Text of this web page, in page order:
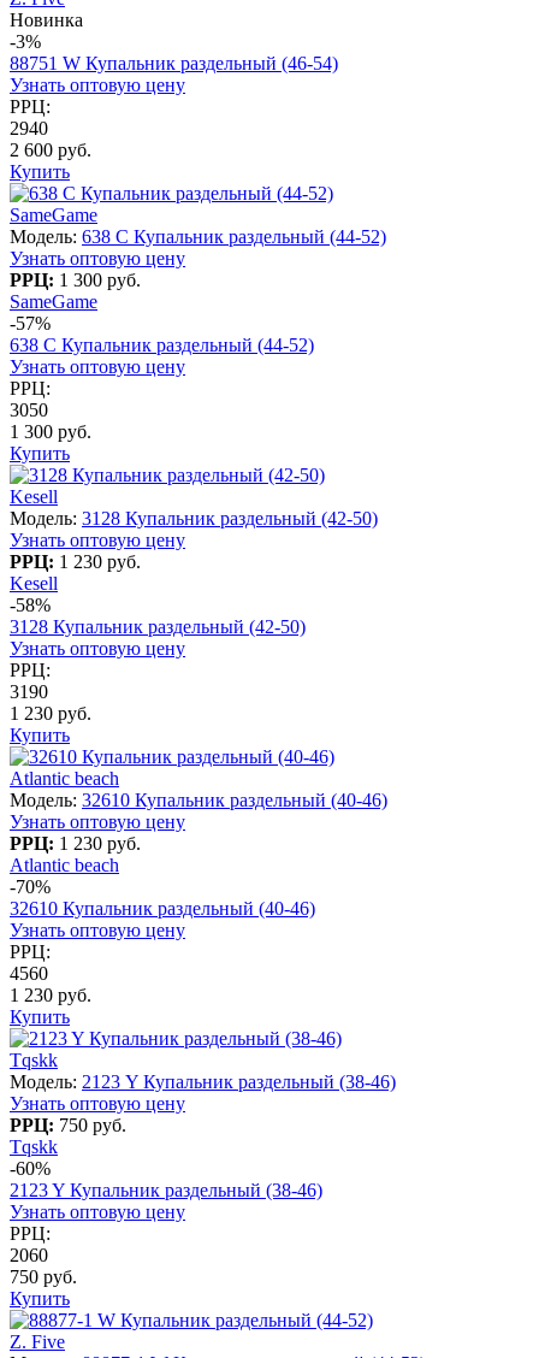
Новинка
-3%
88751 W Купальник раздельный (46-54)
Узнать оптовую цену
РРЦ:
2940
2 600 руб.
Купить
SameGame
Модель: 638 C Купальник раздельный (44-52)
Узнать оптовую цену
РРЦ: 1 300 руб.
SameGame
-57%
638 C Купальник раздельный (44-52)
Узнать оптовую цену
РРЦ:
3050
1 300 руб.
Купить
Kesell
Модель: 3128 Купальник раздельный (42-50)
Узнать оптовую цену
РРЦ: 1 230 руб.
Kesell
-58%
3128 Купальник раздельный (42-50)
Узнать оптовую цену
РРЦ:
3190
1 230 руб.
Купить
Atlantic beach
Модель: 32610 Купальник раздельный (40-46)
Узнать оптовую цену
РРЦ: 1 230 руб.
Atlantic beach
-70%
32610 Купальник раздельный (40-46)
Узнать оптовую цену
РРЦ:
4560
1 230 руб.
Купить
Tqskk
Модель: 2123 Y Купальник раздельный (38-46)
Узнать оптовую цену
РРЦ: 750 руб.
Tqskk
-60%
2123 Y Купальник раздельный (38-46)
Узнать оптовую цену
РРЦ:
2060
750 руб.
Купить
Z. Five